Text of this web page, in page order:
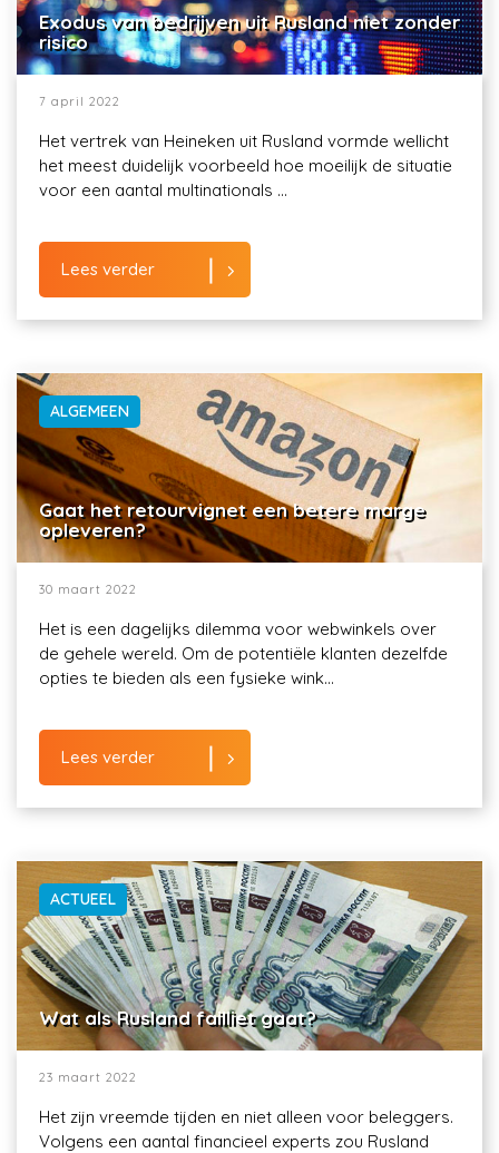
Exodus van bedrijven uit Rusland niet zonder
risico
7 april 2022
Het vertrek van Heineken uit Rusland vormde wellicht
het meest duidelijk voorbeeld hoe moeilijk de situatie
voor een aantal multinationals ...
Lees verder
ALGEMEEN
Gaat het retourvignet een betere marge
opleveren?
30 maart 2022
Het is een dagelijks dilemma voor webwinkels over
de gehele wereld. Om de potentiële klanten dezelfde
opties te bieden als een fysieke wink...
Lees verder
ACTUEEL
Wat als Rusland failliet gaat?
23 maart 2022
Het zijn vreemde tijden en niet alleen voor beleggers.
Volgens een aantal financieel experts zou Rusland